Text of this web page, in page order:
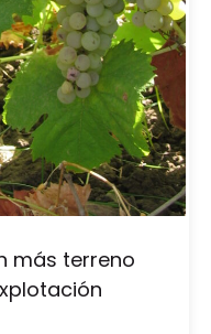
más terreno